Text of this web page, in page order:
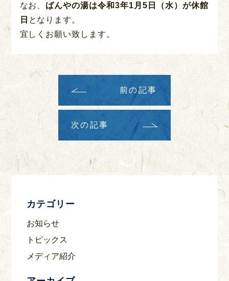
なお、 ばんやの湯は令和3年1月5日（水）が休館
日 となります。
宜しくお願い致します。
前の記事
次の記事
カテゴリー
お知らせ
トピックス
メディア紹介